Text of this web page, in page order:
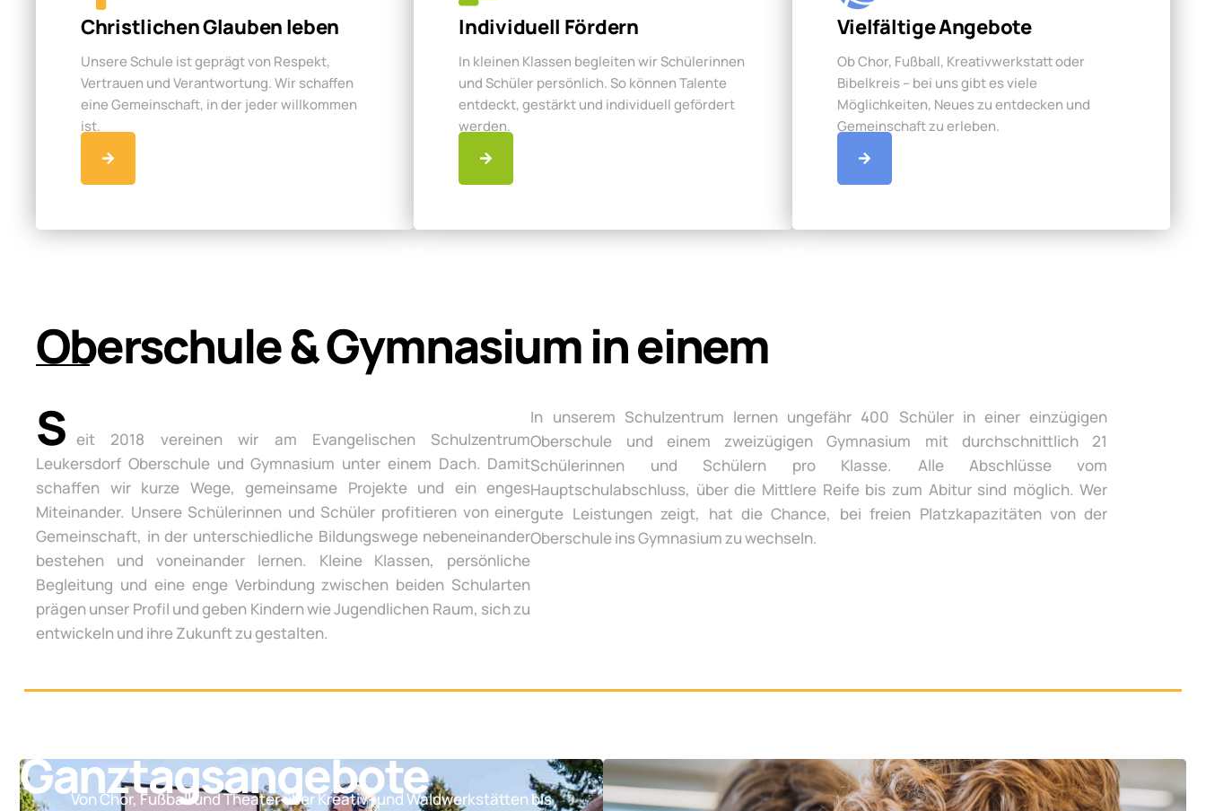
Christlichen Glauben leben
Unsere Schule ist geprägt von Respekt,
Vertrauen und Verantwortung. Wir schaffen
eine Gemeinschaft, in der jeder willkommen
ist.
Individuell Fördern
In kleinen Klassen begleiten wir Schülerinnen
und Schüler persönlich. So können Talente
entdeckt, gestärkt und individuell gefördert
werden.
Vielfältige Angebote
Ob Chor, Fußball, Kreativwerkstatt oder
Bibelkreis – bei uns gibt es viele
Möglichkeiten, Neues zu entdecken und
Gemeinschaft zu erleben.
Oberschule & Gymnasium in einem
S eit 2018 vereinen wir am Evangelischen Schulzentrum
Leukersdorf Oberschule und Gymnasium unter einem Dach. Damit
schaffen wir kurze Wege, gemeinsame Projekte und ein enges
Miteinander. Unsere Schülerinnen und Schüler profitieren von einer
Gemeinschaft, in der unterschiedliche Bildungswege nebeneinander
bestehen und voneinander lernen. Kleine Klassen, persönliche
Begleitung und eine enge Verbindung zwischen beiden Schularten
prägen unser Profil und geben Kindern wie Jugendlichen Raum, sich zu
entwickeln und ihre Zukunft zu gestalten.
In unserem Schulzentrum lernen ungefähr 400 Schüler in einer einzügigen
Oberschule und einem zweizügigen Gymnasium mit durchschnittlich 21
Schülerinnen und Schülern pro Klasse. Alle Abschlüsse vom
Hauptschulabschluss, über die Mittlere Reife bis zum Abitur sind möglich. Wer
gute Leistungen zeigt, hat die Chance, bei freien Platzkapazitäten von der
Oberschule ins Gymnasium zu wechseln.
Ganztagsangebote
Von Chor, Fußball und Theater über Kreativ- und Waldwerkstätten bis